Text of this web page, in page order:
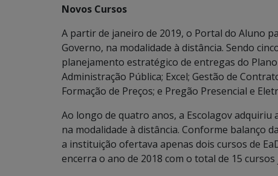
Novos Cursos
A partir de janeiro de 2019, o Portal do Aluno
Governo, na modalidade à distância. Sendo
planejamento estratégico de entregas do
Administração Pública; Excel; Gestão de
Formação de Preços; e Pregão Presencial e
Ao longo de quatro anos, a Escolagov
na modalidade à distância. Conforme balanço
a instituição ofertava apenas dois cursos de
encerra o ano de 2018 com o total de 15